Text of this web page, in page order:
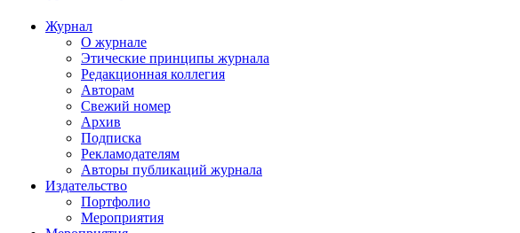
Журнал
О журнале
Этические принципы журнала
Редакционная коллегия
Авторам
Свежий номер
Архив
Подписка
Рекламодателям
Авторы публикаций журнала
Издательство
Портфолио
Мероприятия